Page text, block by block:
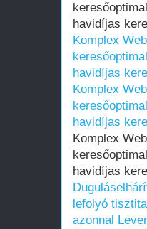
havidíjas
Komplex
havidíjas
Komplex
havidíjas
Komplex
havidíjas
lefolyó
azonnal